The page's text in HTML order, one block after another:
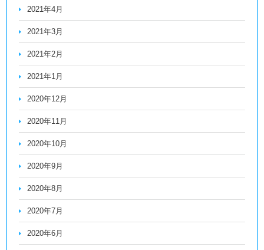
2021年4月
2021年3月
2021年2月
2021年1月
2020年12月
2020年11月
2020年10月
2020年9月
2020年8月
2020年7月
2020年6月